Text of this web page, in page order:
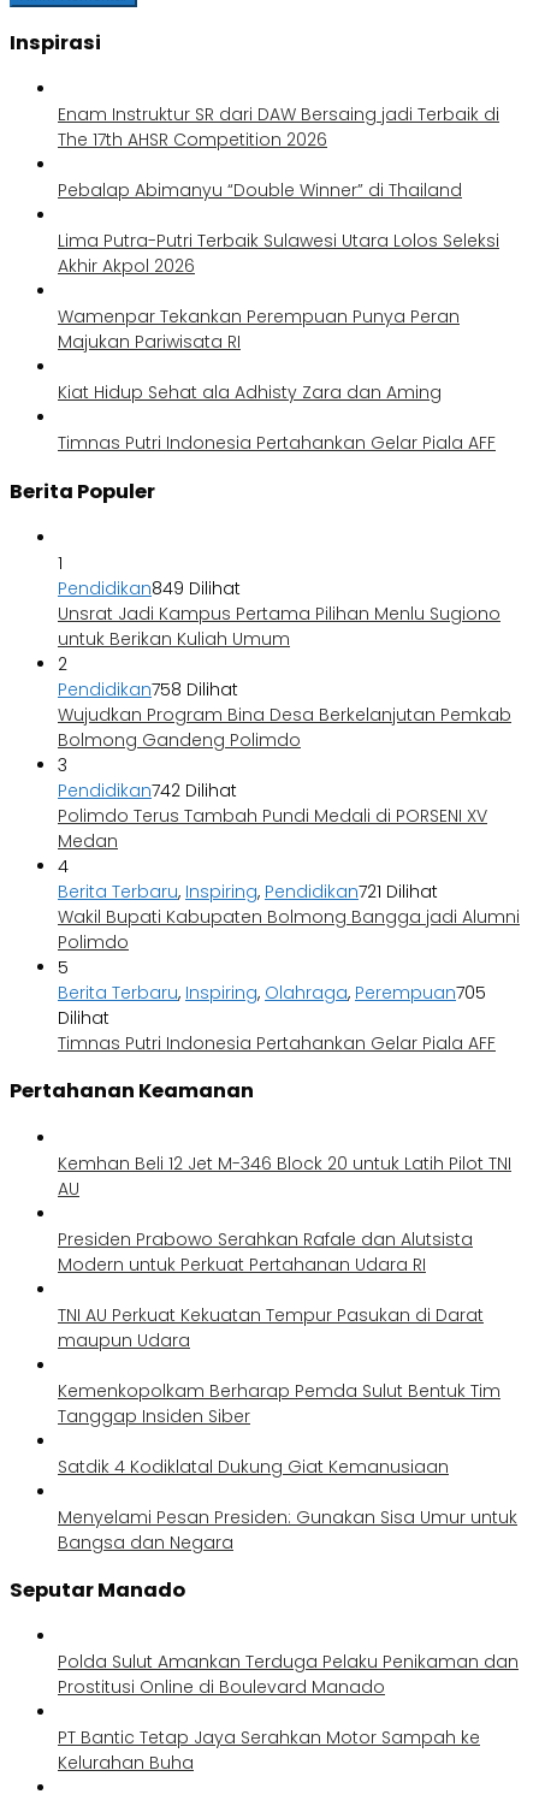
Inspirasi
Enam Instruktur SR dari DAW Bersaing jadi Terbaik di
The 17th AHSR Competition 2026
Pebalap Abimanyu “Double Winner” di Thailand
Lima Putra-Putri Terbaik Sulawesi Utara Lolos Seleksi
Akhir Akpol 2026
Wamenpar Tekankan Perempuan Punya Peran
Majukan Pariwisata RI
Kiat Hidup Sehat ala Adhisty Zara dan Aming
Timnas Putri Indonesia Pertahankan Gelar Piala AFF
Berita Populer
1
Pendidikan849 Dilihat
Unsrat Jadi Kampus Pertama Pilihan Menlu Sugiono
untuk Berikan Kuliah Umum
2
Pendidikan758 Dilihat
Wujudkan Program Bina Desa Berkelanjutan Pemkab
Bolmong Gandeng Polimdo
3
Pendidikan742 Dilihat
Polimdo Terus Tambah Pundi Medali di PORSENI XV
Medan
4
Berita Terbaru, Inspiring, Pendidikan721 Dilihat
Wakil Bupati Kabupaten Bolmong Bangga jadi Alumni
Polimdo
5
Berita Terbaru, Inspiring, Olahraga, Perempuan705
Dilihat
Timnas Putri Indonesia Pertahankan Gelar Piala AFF
Pertahanan Keamanan
Kemhan Beli 12 Jet M-346 Block 20 untuk Latih Pilot TNI
AU
Presiden Prabowo Serahkan Rafale dan Alutsista
Modern untuk Perkuat Pertahanan Udara RI
TNI AU Perkuat Kekuatan Tempur Pasukan di Darat
maupun Udara
Kemenkopolkam Berharap Pemda Sulut Bentuk Tim
Tanggap Insiden Siber
Satdik 4 Kodiklatal Dukung Giat Kemanusiaan
Menyelami Pesan Presiden: Gunakan Sisa Umur untuk
Bangsa dan Negara
Seputar Manado
Polda Sulut Amankan Terduga Pelaku Penikaman dan
Prostitusi Online di Boulevard Manado
PT Bantic Tetap Jaya Serahkan Motor Sampah ke
Kelurahan Buha